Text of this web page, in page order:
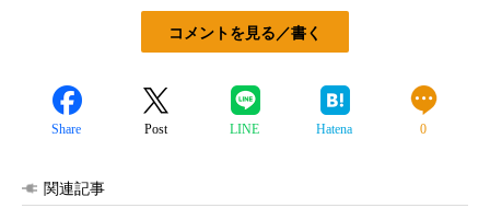
コメントを見る／書く
Share Post LINE Hatena 0
関連記事